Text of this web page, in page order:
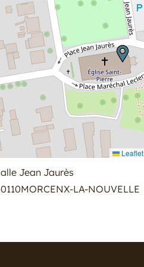
Leaflet
Jean Jaurès
MORCENX-LA-NOUVELLE